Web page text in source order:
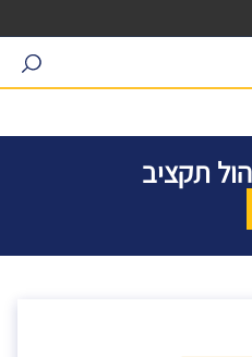
search
תקציב